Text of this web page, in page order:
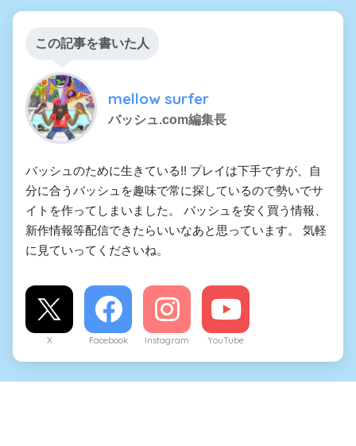
この記事を書いた人
mellow surfer
バッシュ.com編集長
バッシュのために生きている!! プレイは下手ですが、自
分に合うバッシュを趣味で常に探しているので勢いでサ
イトを作ってしまいました。 バッシュを安く買う情報、
新作情報等配信できたらいいなあと思っています。 気軽
に見ていってくださいね。
X Facebook Instagram YouTube